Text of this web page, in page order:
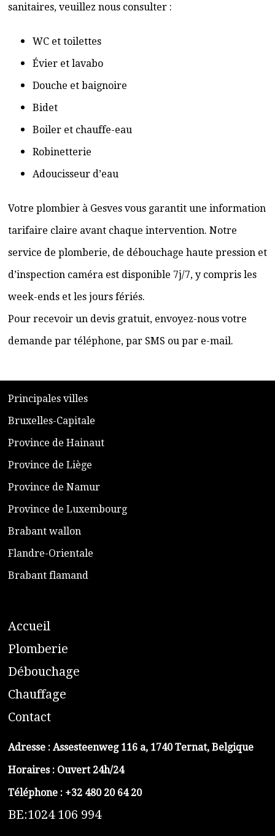
sanitaires, veuillez nous consulter :
WC et toilettes
Évier et lavabo
Douche et baignoire
Bidet
Boiler et chauffe-eau
Robinetterie
Adoucisseur d’eau
Votre plombier à Gesves vous garantit une information
tarifaire claire avant chaque intervention. Notre
service de plomberie, de débouchage haute pression et
d’inspection caméra est disponible 7j/7, y compris les
week-ends et les jours fériés.
Pour recevoir un devis gratuit, envoyez-nous votre
demande par téléphone, par SMS ou par e-mail.
​Principales villes
​Bruxelles-Capitale
​Province de Hainaut
Province de Liège
​Province de Namur
​Province de Luxembourg
​Brabant wallon
​Flandre-Orientale
​Brabant flamand
Accueil
​Plomberie
Débouchage
Chauffage
Contact
Adresse : Assesteenweg 116 a, 1740 Ternat, Belgique
Horaires : Ouvert 24h/24
Téléphone : +32 480 20 64 20
BE:1024 106 994